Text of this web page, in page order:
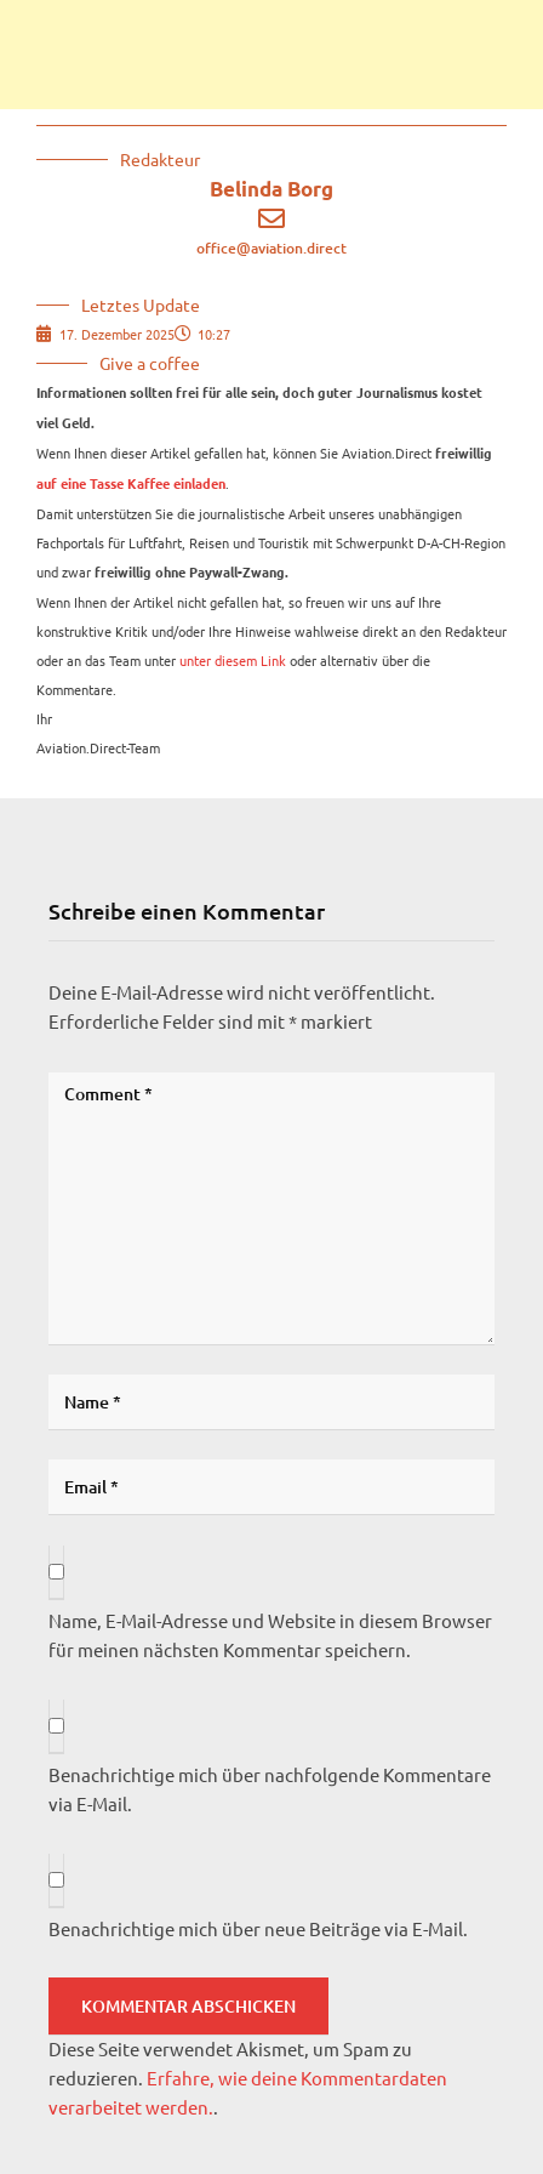
Redakteur
Belinda Borg
office@aviation.direct
Letztes Update
17. Dezember 2025 10:27
Give a coffee
Informationen sollten frei für alle sein, doch guter Journalismus kostet
viel Geld.
Wenn Ihnen dieser Artikel gefallen hat, können Sie Aviation.Direct freiwillig
auf eine Tasse Kaffee einladen
Damit unterstützen Sie die journalistische Arbeit unseres unabhängigen
Fachportals für Luftfahrt, Reisen und Touristik mit Schwerpunkt D-A-CH-Region
und zwar freiwillig ohne Paywall-Zwang.
Wenn Ihnen der Artikel nicht gefallen hat, so freuen wir uns auf Ihre
konstruktive Kritik und/oder Ihre Hinweise wahlweise direkt an den Redakteur
oder an das Team unterunter diesem Link oder alternativ über die
Kommentare.
Ihr
Aviation.Direct-Team
Schreibe einen Kommentar
Deine E-Mail-Adresse wird nicht veröffentlicht.
Erforderliche Felder sind mit* markiert
Name, E-Mail-Adresse und Website in diesem Browser
für meinen nächsten Kommentar speichern.
Benachrichtige mich über nachfolgende Kommentare
via E-Mail.
Benachrichtige mich über neue Beiträge via E-Mail.
Diese Seite verwendet Akismet, um Spam zu
reduzieren. Erfahre, wie deine Kommentardaten
verarbeitet werden..